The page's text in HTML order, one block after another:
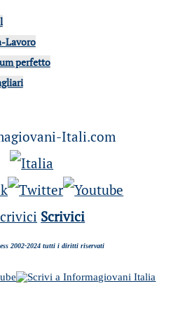
Lavoro
perfetto
Scrivici
2002-2024 tutti i diritti riservati